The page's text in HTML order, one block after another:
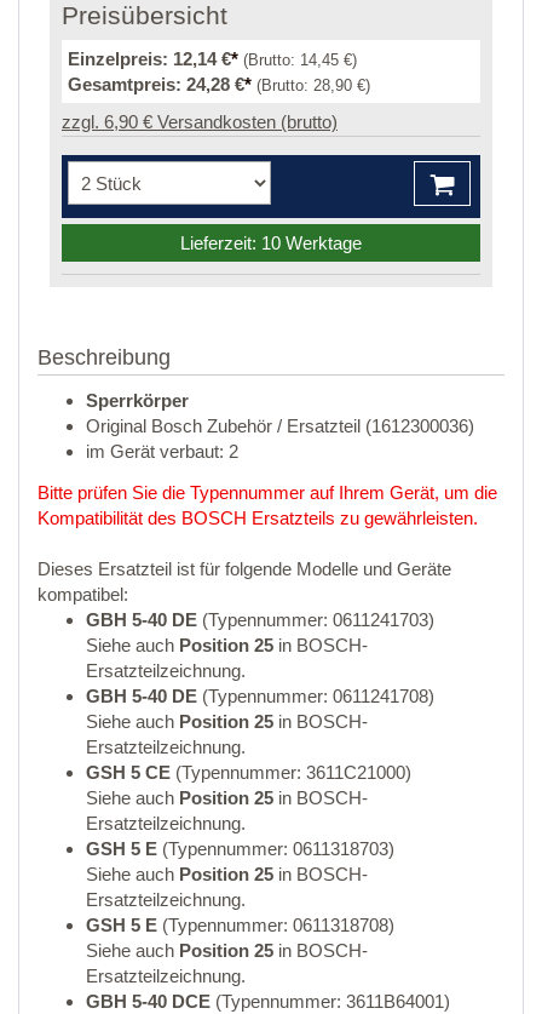
Preisübersicht
Einzelpreis: 12,14 €* (Brutto: 14,45 €)
Gesamtpreis: 24,28 €* (Brutto: 28,90 €)
zzgl. 6,90 € Versandkosten (brutto)
Lieferzeit: 10 Werktage
Beschreibung
Sperrkörper
Original Bosch Zubehör / Ersatzteil (1612300036)
im Gerät verbaut: 2
Bitte prüfen Sie die Typennummer auf Ihrem Gerät, um die
Kompatibilität des BOSCH Ersatzteils zu gewährleisten.
Dieses Ersatzteil ist für folgende Modelle und Geräte
kompatibel:
GBH 5-40 DE (Typennummer: 0611241703)
Siehe auch Position 25 in BOSCH-
Ersatzteilzeichnung.
GBH 5-40 DE (Typennummer: 0611241708)
Siehe auch Position 25 in BOSCH-
Ersatzteilzeichnung.
GSH 5 CE (Typennummer: 3611C21000)
Siehe auch Position 25 in BOSCH-
Ersatzteilzeichnung.
GSH 5 E (Typennummer: 0611318703)
Siehe auch Position 25 in BOSCH-
Ersatzteilzeichnung.
GSH 5 E (Typennummer: 0611318708)
Siehe auch Position 25 in BOSCH-
Ersatzteilzeichnung.
GBH 5-40 DCE (Typennummer: 3611B64001)